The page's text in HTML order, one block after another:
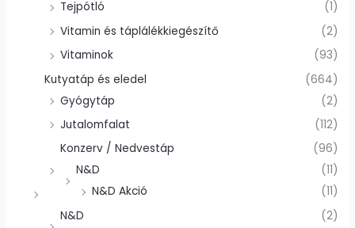
Tejpótló
(1)
Vitamin és táplálékkiegészítő
(2)
Vitaminok
(93)
Kutyatáp és eledel
(664)
Gyógytáp
(2)
Jutalomfalat
(112)
Konzerv / Nedvestáp
(96)
N&D
(11)
N&D Akció
(11)
N&D
(2)